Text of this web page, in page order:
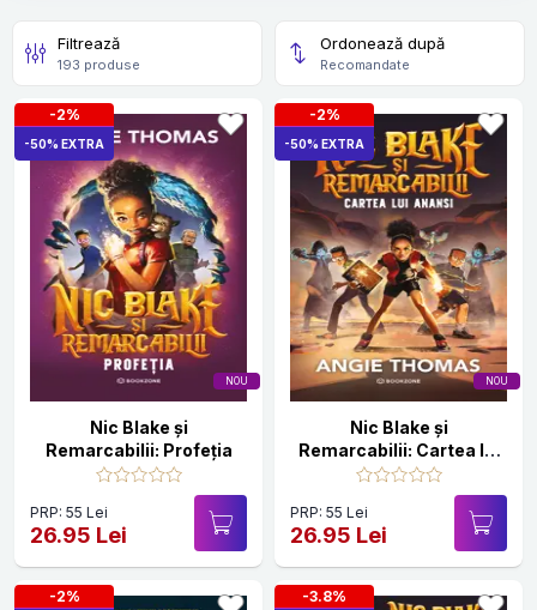
Filtrează
193 produse
Ordonează după
Recomandate
NOU
-2%
-50% EXTRA
Nic Blake și
Remarcabilii: Profeția
PRP: 55 Lei
26.95 Lei
NOU
-2%
-50% EXTRA
Nic Blake și
Remarcabilii: Cartea lui
Anansi
PRP: 55 Lei
26.95 Lei
-2% -3.8%